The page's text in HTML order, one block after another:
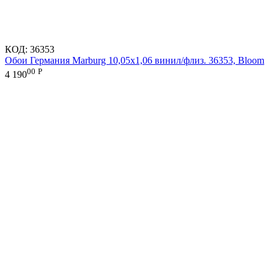
КОД: 36353
Обои Германия Marburg 10,05x1,06 винил/флиз. 36353, Bloom
4 19000 Р